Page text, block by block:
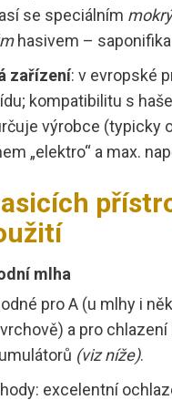
se speciálním
hasivem –
zařízení: v evropské
kompatibilitu s
výrobce (typicky
„elektro“ a max.
mlha
pro A (u mlhy i
a pro chlazení
(viz níže).
excelentní